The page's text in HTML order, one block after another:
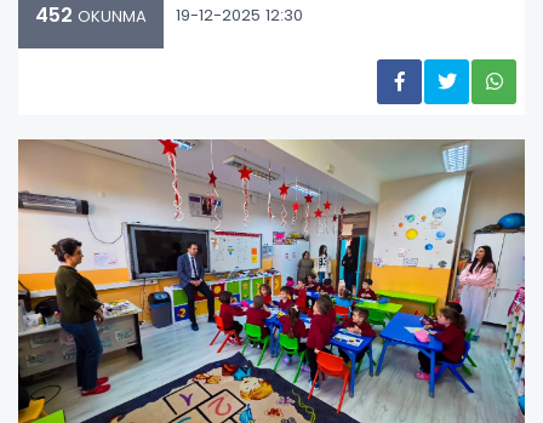
452 OKUNMA 19-12-2025 12:30